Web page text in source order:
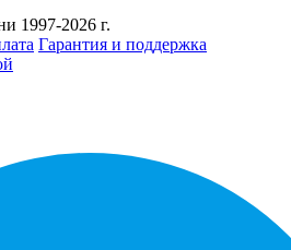
1997-2026 г.
Гарантия и поддержка